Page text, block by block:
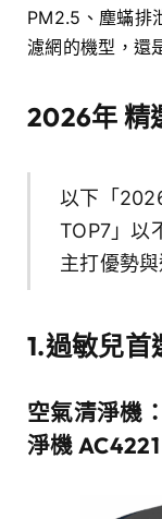
PM2.5、塵蟎排
濾網的機型，還
2026年 精
以下「
TOP7」以
主打優勢
1.過敏兒首
空氣清淨機
淨機 AC4221